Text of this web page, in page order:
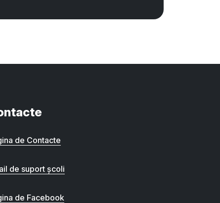
de Contacte
de suport școli
de Facebook